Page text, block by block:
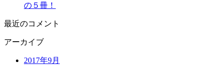
の５冊！
最近のコメント
アーカイブ
2017年9月